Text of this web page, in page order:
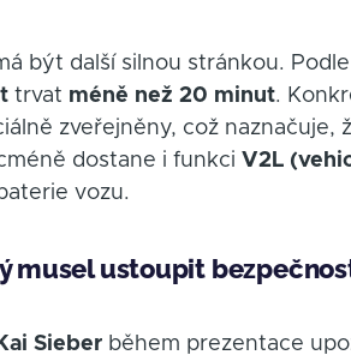
být další silnou stránkou.
trvat méně než 20 minut.
zveřejněny, což naznačuje,
dostane i funkci V2L
vozu.
musel ustoupit
Kai Sieber během prezentace